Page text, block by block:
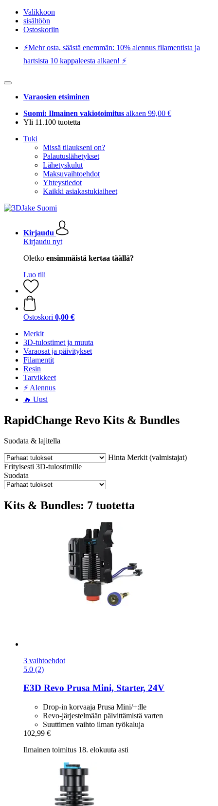
Valikkoon
sisältöön
Ostoskoriin
⚡️Mehr osta, säästä enemmän: 10% alennus filamentista ja
hartsista 10 kappaleesta alkaen! ⚡️
Varaosien etsiminen
Suomi: Ilmainen vakiotoimitus alkaen 99,00 €
Yli 11.100 tuotetta
Tuki
Missä tilaukseni on?
Palautuslähetykset
Lähetyskulut
Maksuvaihtoehdot
Yhteystiedot
Kaikki asiakastukiaiheet
Kirjaudu
Kirjaudu nyt
Oletko ensimmäistä kertaa täällä?
Luo tili
Ostoskori 0,00 €
Merkit
3D-tulostimet ja muuta
Varaosat ja päivitykset
Filamentit
Resin
Tarvikkeet
⚡ Alennus
🔥 Uusi
RapidChange Revo Kits & Bundles
Suodata & lajitella
Hinta Merkit (valmistajat)
Erityisesti 3D-tulostimille
Suodata
Kits & Bundles: 7 tuotetta
3 vaihtoehdot
5.0 (2)
E3D Revo Prusa Mini, Starter, 24V
Drop-in korvaaja Prusa Mini/+:lle
Revo-järjestelmään päivittämistä varten
Suuttimen vaihto ilman työkaluja
102,99 €
Ilmainen toimitus 18. elokuuta asti